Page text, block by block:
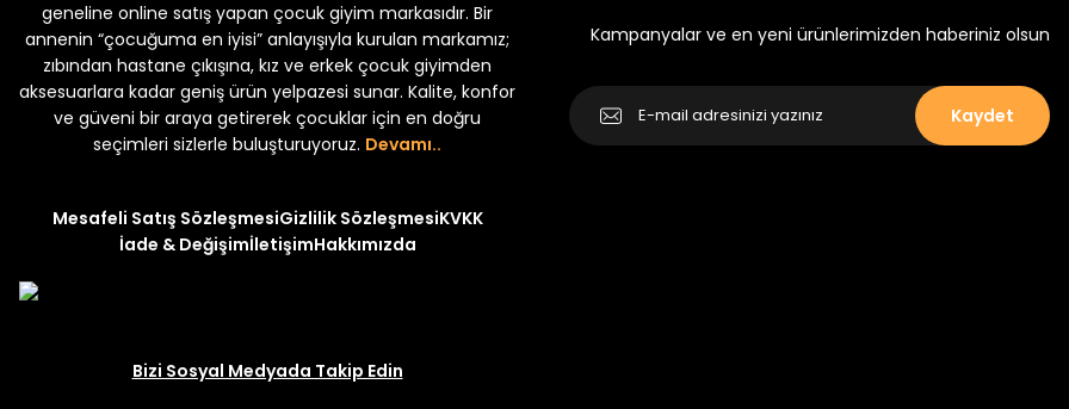
2'li Şortlu Takım
geneline online satış yapan çocuk giyim markasıdır. Bir
annenin “çocuğuma en iyisi” anlayışıyla kurulan markamız;
zıbından hastane çıkışına, kız ve erkek çocuk giyimden
aksesuarlara kadar geniş ürün yelpazesi sunar. Kalite, konfor
ve güveni bir araya getirerek çocuklar için en doğru
seçimleri sizlerle buluşturuyoruz. Devamı..
Mesafeli Satış SözleşmesiGizlilik SözleşmesiKVKK
İade & DeğişimİletişimHakkımızda
Bizi Sosyal Medyada Takip Edin
Kampanyalar ve en yeni ürünlerimizden haberiniz olsun
Kaydet